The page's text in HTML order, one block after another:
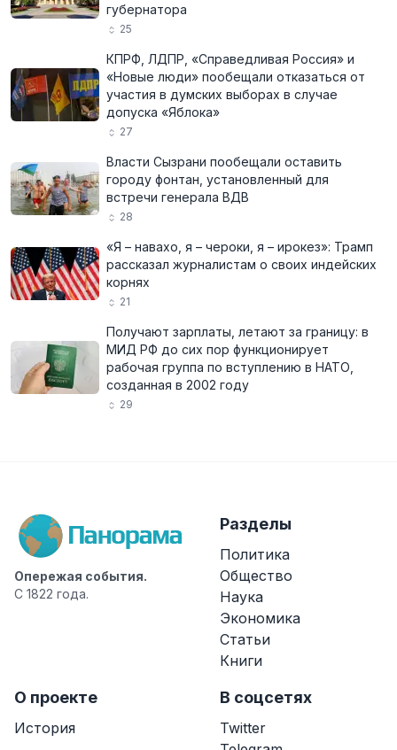
губернатора
25
КПРФ, ЛДПР, «Справедливая Россия» и
«Новые люди» пообещали отказаться от
участия в думских выборах в случае
допуска «Яблока»
27
Власти Сызрани пообещали оставить
городу фонтан, установленный для
встречи генерала ВДВ
28
«Я – навахо, я – чероки, я – ирокез»: Трамп
рассказал журналистам о своих индейских
корнях
21
Получают зарплаты, летают за границу: в
МИД РФ до сих пор функционирует
рабочая группа по вступлению в НАТО,
созданная в 2002 году
29
Опережая события.
С 1822 года.
Разделы
Политика
Общество
Наука
Экономика
Статьи
Книги
О проекте
История
В соцсетях
Twitter